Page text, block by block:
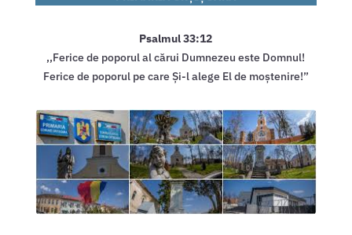
Psalmul 33:12
,,Ferice de poporul al cărui Dumnezeu este Domnul!
Ferice de poporul pe care Și-l alege El de moștenire!”